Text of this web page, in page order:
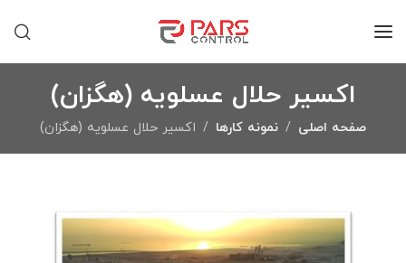
اکسیر حلال عسلویه (هگزان)
صفحه اصلی نمونه کارها اکسیر حلال عسلویه (هگزان)